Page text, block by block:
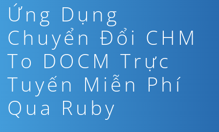
Ứng Dụng
Chuyển Đổi CHM
To DOCM Trực
Tuyến Miễn Phí
Qua Ruby